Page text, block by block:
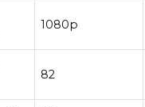
1080р
82